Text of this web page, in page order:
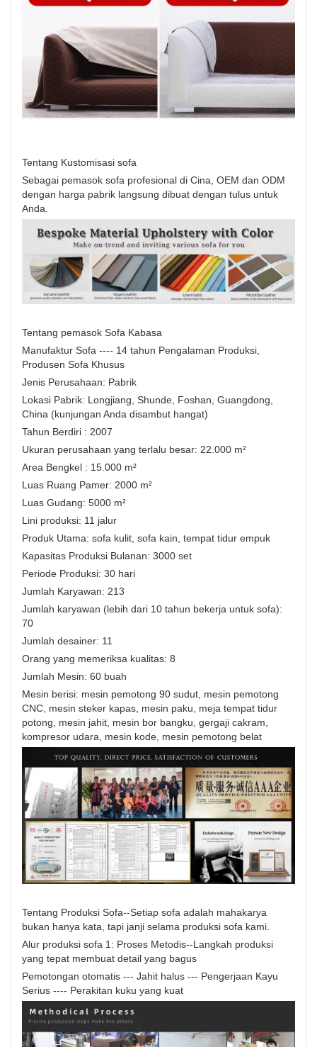
Tentang Kustomisasi sofa
Sebagai pemasok sofa profesional di Cina, OEM dan ODM
dengan harga pabrik langsung dibuat dengan tulus untuk
Anda.
Tentang pemasok Sofa Kabasa
Manufaktur Sofa ---- 14 tahun Pengalaman Produksi,
Produsen Sofa Khusus
Jenis Perusahaan: Pabrik
Lokasi Pabrik: Longjiang, Shunde, Foshan, Guangdong,
China (kunjungan Anda disambut hangat)
Tahun Berdiri : 2007
Ukuran perusahaan yang terlalu besar: 22.000 m²
Area Bengkel : 15.000 m²
Luas Ruang Pamer: 2000 m²
Luas Gudang: 5000 m²
Lini produksi: 11 jalur
Produk Utama: sofa kulit, sofa kain, tempat tidur empuk
Kapasitas Produksi Bulanan: 3000 set
Periode Produksi: 30 hari
Jumlah Karyawan: 213
Jumlah karyawan (lebih dari 10 tahun bekerja untuk sofa):
70
Jumlah desainer: 11
Orang yang memeriksa kualitas: 8
Jumlah Mesin: 60 buah
Mesin berisi: mesin pemotong 90 sudut, mesin pemotong
CNC, mesin steker kapas, mesin paku, meja tempat tidur
potong, mesin jahit, mesin bor bangku, gergaji cakram,
kompresor udara, mesin kode, mesin pemotong belat
Tentang Produksi Sofa--Setiap sofa adalah mahakarya
bukan hanya kata, tapi janji selama produksi sofa kami.
Alur produksi sofa 1: Proses Metodis--Langkah produksi
yang tepat membuat detail yang bagus
Pemotongan otomatis --- Jahit halus --- Pengerjaan Kayu
Serius ---- Perakitan kuku yang kuat